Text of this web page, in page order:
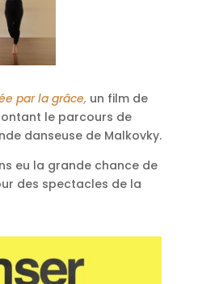
par la grâce,un film de
le parcours de
danseuse de Malkovky.
eu la grande chance de
des spectacles de la